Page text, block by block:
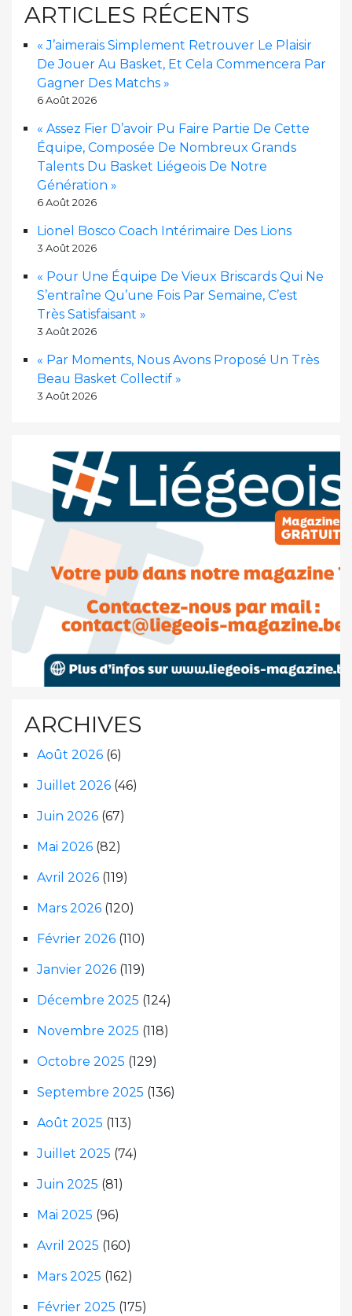
ARTICLES RÉCENTS
« J’aimerais Simplement Retrouver Le Plaisir
De Jouer Au Basket, Et Cela Commencera Par
Gagner Des Matchs »
6 Août 2026
« Assez Fier D’avoir Pu Faire Partie De Cette
Équipe, Composée De Nombreux Grands
Talents Du Basket Liégeois De Notre
Génération »
6 Août 2026
Lionel Bosco Coach Intérimaire Des Lions
3 Août 2026
« Pour Une Équipe De Vieux Briscards Qui Ne
S’entraîne Qu’une Fois Par Semaine, C’est
Très Satisfaisant »
3 Août 2026
« Par Moments, Nous Avons Proposé Un Très
Beau Basket Collectif »
3 Août 2026
ARCHIVES
Août 2026 (6)
Juillet 2026 (46)
Juin 2026 (67)
Mai 2026 (82)
Avril 2026 (119)
Mars 2026 (120)
Février 2026 (110)
Janvier 2026 (119)
Décembre 2025 (124)
Novembre 2025 (118)
Octobre 2025 (129)
Septembre 2025 (136)
Août 2025 (113)
Juillet 2025 (74)
Juin 2025 (81)
Mai 2025 (96)
Avril 2025 (160)
Mars 2025 (162)
Février 2025 (175)